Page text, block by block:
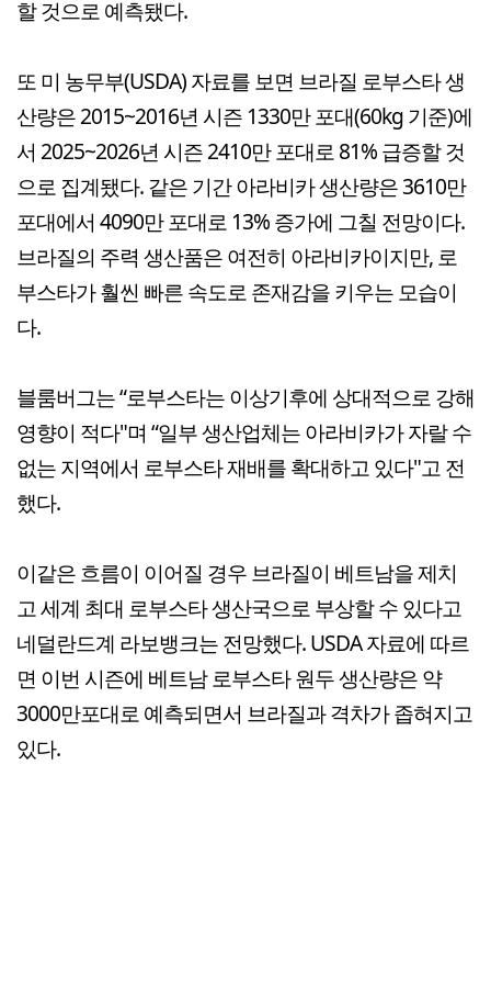
할 것으로 예측됐다.
또 미 농무부(USDA) 자료를 보면 브라질 로부스타 생
산량은 2015~2016년 시즌 1330만 포대(60kg 기준)에
서 2025~2026년 시즌 2410만 포대로 81% 급증할 것
으로 집계됐다. 같은 기간 아라비카 생산량은 3610만
포대에서 4090만 포대로 13% 증가에 그칠 전망이다.
브라질의 주력 생산품은 여전히 아라비카이지만, 로
부스타가 훨씬 빠른 속도로 존재감을 키우는 모습이
다.
블룸버그는 “로부스타는 이상기후에 상대적으로 강해
영향이 적다"며 “일부 생산업체는 아라비카가 자랄 수
없는 지역에서 로부스타 재배를 확대하고 있다"고 전
했다.
이같은 흐름이 이어질 경우 브라질이 베트남을 제치
고 세계 최대 로부스타 생산국으로 부상할 수 있다고
네덜란드계 라보뱅크는 전망했다. USDA 자료에 따르
면 이번 시즌에 베트남 로부스타 원두 생산량은 약
3000만포대로 예측되면서 브라질과 격차가 좁혀지고
있다.